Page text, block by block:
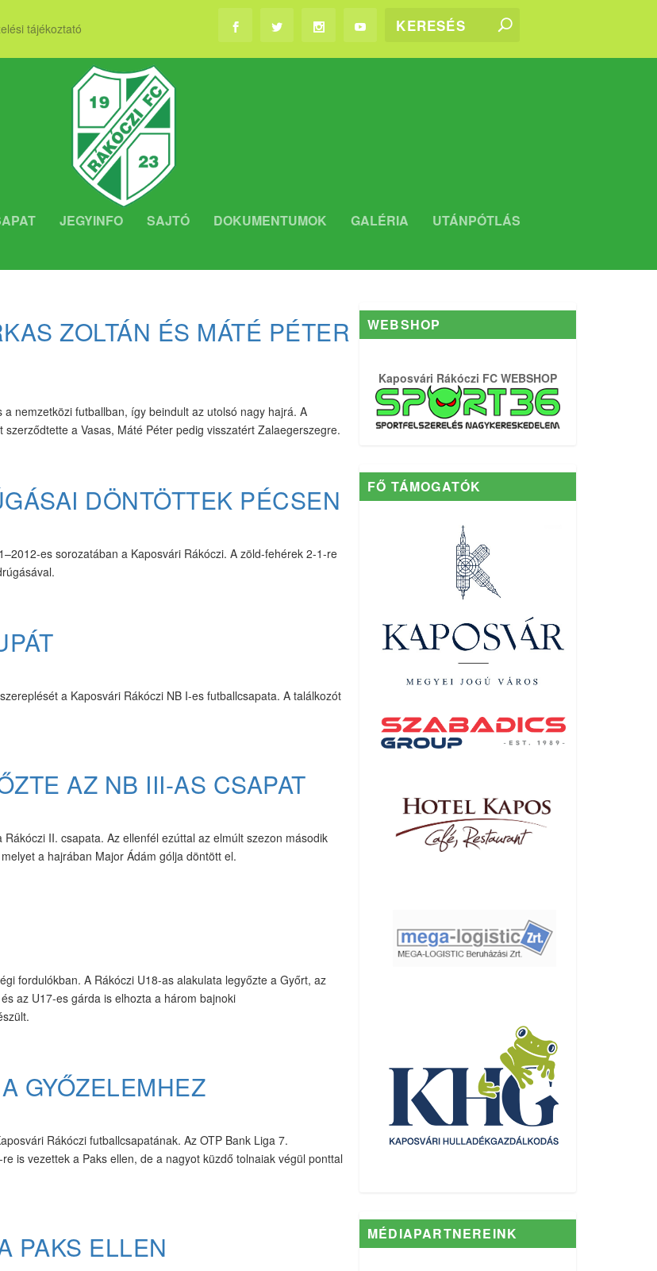
tájékoztató
JEGYINFO SAJTÓ DOKUMENTUMOK GALÉRIA UTÁNPÓTLÁS
ZOLTÁN ÉS MÁTÉ PÉTER
nemzetközi futballban, így beindult az utolsó nagy hajrá. A
a Vasas, Máté Péter pedig visszatért Zalaegerszegre.
DÖNTÖTTEK PÉCSEN
es sorozatában a Kaposvári Rákóczi. A zöld-fehérek 2-1-re
a Kaposvári Rákóczi NB I-es futballcsapata. A találkozót
AZ NB III-AS CSAPAT
II. csapata. Az ellenfél ezúttal az elmúlt szezon második
a hajrában Major Ádám gólja döntött el.
fordulókban. A Rákóczi U18-as alakulata legyőzte a Győrt, az
az U17-es gárda is elhozta a három bajnoki
GYŐZELEMHEZ
Rákóczi futballcsapatának. Az OTP Bank Liga 7.
is vezettek a Paks ellen, de a nagyot küzdő tolnaiak végül ponttal
PAKS ELLEN
WEBSHOP
Kaposvári Rákóczi FC WEBSHOP
FŐ TÁMOGATÓK
MÉDIAPARTNEREINK